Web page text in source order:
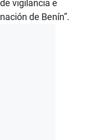
vigilancia e
de Benín”.